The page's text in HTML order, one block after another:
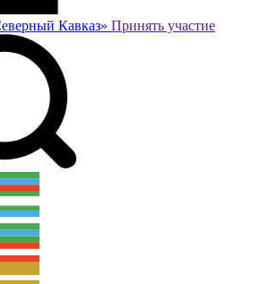
Кавказ» Принять участие